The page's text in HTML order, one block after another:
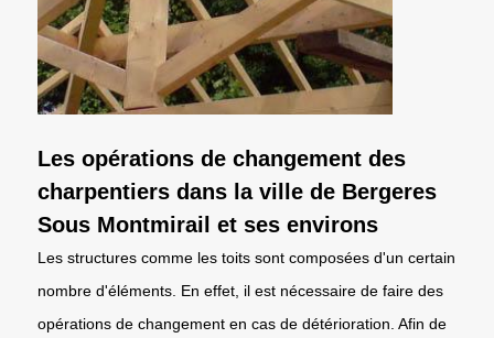
Les opérations de changement des
charpentiers dans la ville de Bergeres
Sous Montmirail et ses environs
Les structures comme les toits sont composées d'un certain
nombre d'éléments. En effet, il est nécessaire de faire des
opérations de changement en cas de détérioration. Afin de